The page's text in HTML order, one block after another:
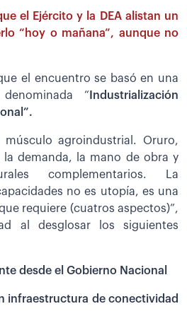
el Ejército y la DEA alistan un
“hoy o mañana”, aunque no
el encuentro se basó en una
“ Industrialización
músculo agroindustrial. Oruro,
la demanda, la mano de obra y
complementarios. La
no es utopía, es una
requiere (cuatros aspectos)”,
al desglosar los siguientes
desde el Gobierno Nacional
infraestructura de conectividad